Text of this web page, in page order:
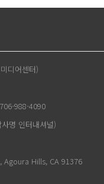
디어센터)
988-4090
명 인터내셔널)
Agoura Hills, CA 91376